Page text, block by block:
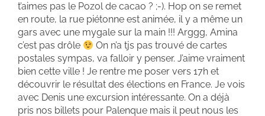
t’aimes pas le Pozol de cacao ? ;-). Hop on se remet
en route, la rue piétonne est animée, il y a même un
gars avec une mygale sur la main !!! Arggg, Amina
c’est pas drôle
On n’a tjs pas trouvé de cartes
postales sympas, va falloir y penser. J’aime vraiment
bien cette ville ! Je rentre me poser vers 17h et
découvrir le résultat des élections en France. Je vois
avec Denis une excursion intéressante. On a déjà
pris nos billets pour Palenque mais il peut nous les